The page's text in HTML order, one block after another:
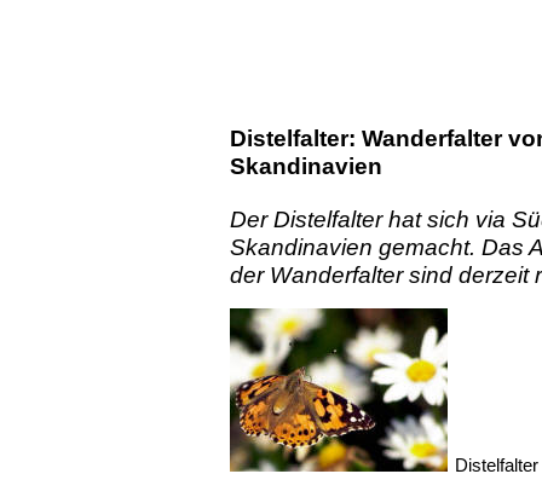
Distelfalter: Wanderfalter
Skandinavien
Der Distelfalter hat sich via
Skandinavien gemacht. Das
der Wanderfalter sind derzeit